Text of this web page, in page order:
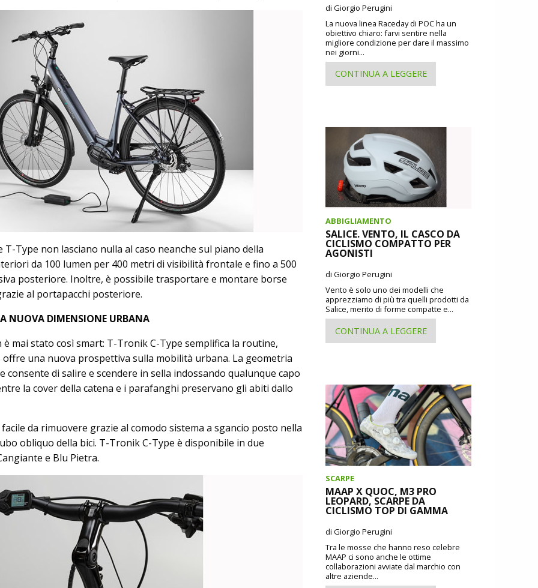
T-Type non lasciano nulla al caso neanche sul piano della
da 100 lumen per 400 metri di visibilità frontale e fino a 500
posteriore. Inoltre, è possibile trasportare e montare borse
al portapacchi posteriore.
NUOVA DIMENSIONE URBANA
mai stato così smart: T-Tronik C-Type semplifica la routine,
offre una nuova prospettiva sulla mobilità urbana. La geometria
consente di salire e scendere in sella indossando qualunque capo
la cover della catena e i parafanghi preservano gli abiti dallo
da rimuovere grazie al comodo sistema a sgancio posto nella
obliquo della bici. T-Tronik C-Type è disponibile in due
e Blu Pietra.
di Giorgio Perugini
La nuova linea Raceday di POC ha un
obiettivo chiaro: farvi sentire nella
migliore condizione per dare il massimo
nei giorni...
CONTINUA A LEGGERE
ABBIGLIAMENTO
SALICE. VENTO, IL CASCO DA
CICLISMO COMPATTO PER
AGONISTI
di Giorgio Perugini
Vento è solo uno dei modelli che
apprezziamo di più tra quelli prodotti da
Salice, merito di forme compatte e...
CONTINUA A LEGGERE
SCARPE
MAAP X QUOC, M3 PRO
LEOPARD, SCARPE DA
CICLISMO TOP DI GAMMA
di Giorgio Perugini
Tra le mosse che hanno reso celebre
MAAP ci sono anche le ottime
collaborazioni avviate dal marchio con
altre aziende...